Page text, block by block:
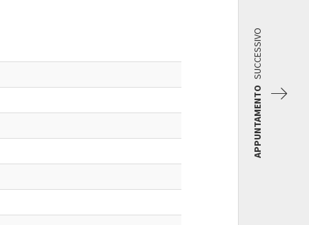
APPUNTAMENTO
SUCCESSIVO